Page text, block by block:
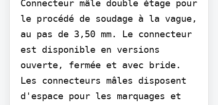
Connecteur mâle double étage pour
le procédé de soudage à la vague,
au pas de 3,50 mm. Le connecteur
est disponible en versions
ouverte, fermée et avec bride.
Les connecteurs mâles disposent
d'espace pour les marquages et